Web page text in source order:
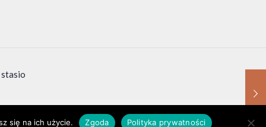
się na ich użycie. Zgoda Polityka prywatności